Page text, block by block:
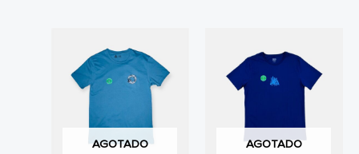
AGOTADO AGOTADO